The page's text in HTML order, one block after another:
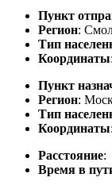
Пункт
Регион:
Тип
Координаты
Пункт
Регион:
Тип
Координаты
Расстояние:
Время в